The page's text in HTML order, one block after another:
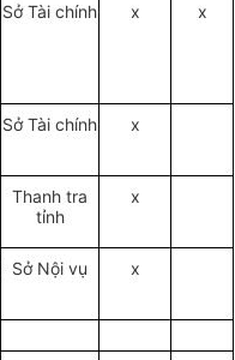
Sở Tài chính x x
Sở Tài chính x
Thanh tra
tỉnh
x
Sở Nội vụ x